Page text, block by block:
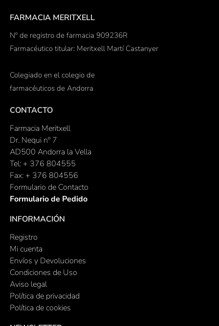
FARMACIA MERITXELL
Nº de registro de farmacia 909236R
Farmacéutico titular: Meritxell Martí Castanyer
Colegiado en el colegio de
farmacéuticos de Andorra
CONTACTO
Farmacia Meritxell
Dr. Nequi nº 7
AD500 Andorra la Vella
Tel: + 376 804555
Fax: + 376 804556
Formulario de Contacto
Formulario de Pedido
INFORMACIÓN
Registro
Mi cuenta
Envíos y Devoluciones
Condiciones de Uso
Aviso legal
Política de privacidad
Política de cookies